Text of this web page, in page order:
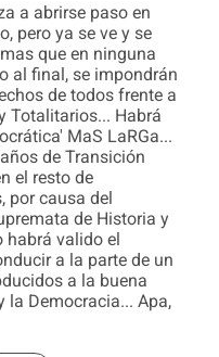
a abrirse paso en
pero ya se ve y se
que en ninguna
al final, se impondrán
de todos frente a
Totalitarios... Habrá
MaS LaRGa...
de Transición
el resto de
por causa del
de Historia y
habrá valido el
a la parte de un
a la buena
la Democracia... Apa,